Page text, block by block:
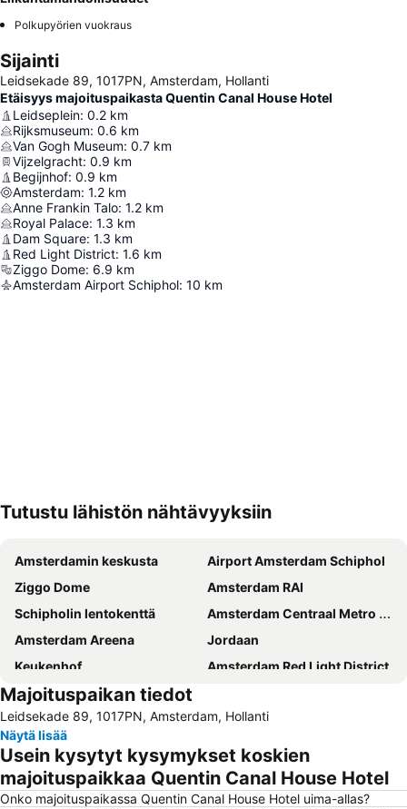
Polkupyörien vuokraus
Sijainti
Leidsekade 89, 1017PN, Amsterdam, Hollanti
Etäisyys majoituspaikasta Quentin Canal House Hotel
Leidseplein: 0.2 km
Rijksmuseum: 0.6 km
Van Gogh Museum: 0.7 km
Vijzelgracht: 0.9 km
Begijnhof: 0.9 km
Amsterdam: 1.2 km
Anne Frankin Talo: 1.2 km
Royal Palace: 1.3 km
Dam Square: 1.3 km
Red Light District: 1.6 km
Ziggo Dome: 6.9 km
Amsterdam Airport Schiphol: 10 km
Tutustu lähistön nähtävyyksiin
Amsterdamin keskusta
Airport Amsterdam Schiphol
Ziggo Dome
Amsterdam RAI
Schipholin lentokenttä
Amsterdam Centraal Metro Station
Amsterdam Areena
Jordaan
Keukenhof
Amsterdam Red Light District
Sloterdijk
Noord
Dam
AFAS Live
Rijksmuseum
Museumplein
Anne Frank Museum
Vondelpark
Leidseplein
Majoituspaikan tiedot
Leidsekade 89, 1017PN, Amsterdam, Hollanti
Näytä lisää
Usein kysytyt kysymykset koskien
majoituspaikkaa Quentin Canal House Hotel
Onko majoituspaikassa Quentin Canal House Hotel uima-allas?